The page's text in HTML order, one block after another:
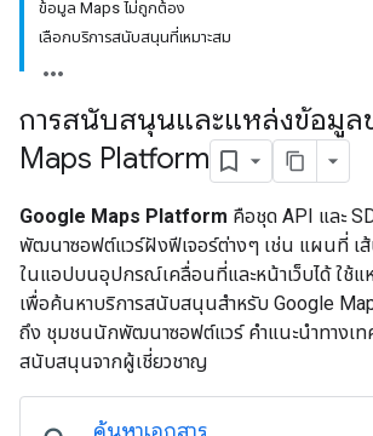
ข้อมูล Maps ไม่ถูกต้อง
เลือกบริการสนับสนุนที่เหมาะสม
การสนับสนุนและแหล่งข้อมูล
Maps Platform
Google Maps Platform คือชุด API และ
พัฒนาซอฟต์แวร์ฝังฟีเจอร์ต่างๆ เช่น แผนที่ เ
ในแอปบนอุปกรณ์เคลื่อนที่และหน้าเว็บได้ ใช้
เพื่อค้นหาบริการสนับสนุนสำหรับ Google
ถึง ชุมชนนักพัฒนาซอฟต์แวร์ คำแนะนำทางเท
สนับสนุนจากผู้เชี่ยวชาญ